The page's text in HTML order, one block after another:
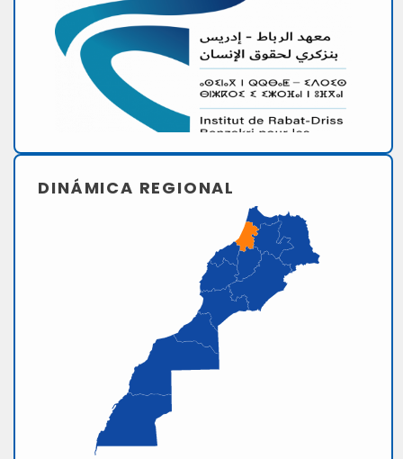
DINÁMICA REGIONAL